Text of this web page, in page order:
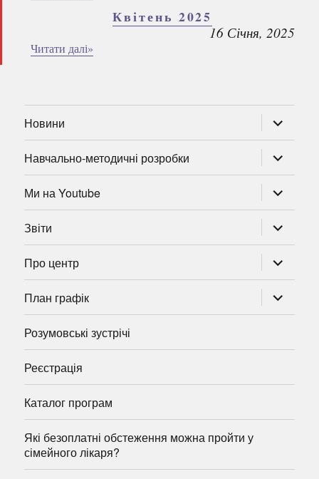
Квітень 2025
16 Січня, 2025
Читати далі»
Новини
підменю
Навчально-методичні розробки
підменю
Ми на Youtube
підменю
Звіти
підменю
Про центр
підменю
План графік
підменю
Розумовські зустрічі
Реєстрація
Каталог програм
Які безоплатні обстеження можна пройти у
сімейного лікаря?